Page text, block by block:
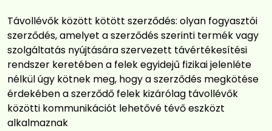
Távollévők között kötött szerződés: olyan fogyasztói
szerződés, amelyet a szerződés szerinti termék vagy
szolgáltatás nyújtására szervezett távértékesítési
rendszer keretében a felek egyidejű fizikai jelenléte
nélkül úgy kötnek meg, hogy a szerződés megkötése
érdekében a szerződő felek kizárólag távollévők
közötti kommunikációt lehetővé tévő eszközt
alkalmaznak